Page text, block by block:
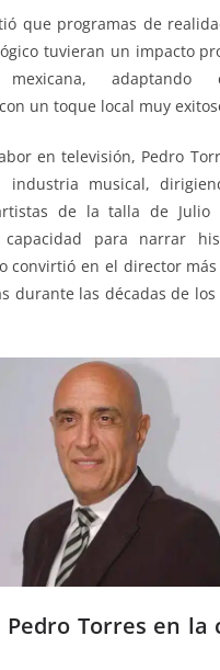
que programas de
tuvieran un impacto
adaptando
un toque local muy
en televisión, Pedro
musical,
de la talla de Julio
capacidad para narrar
convirtió en el director
durante las décadas de los
Pedro Torres en la